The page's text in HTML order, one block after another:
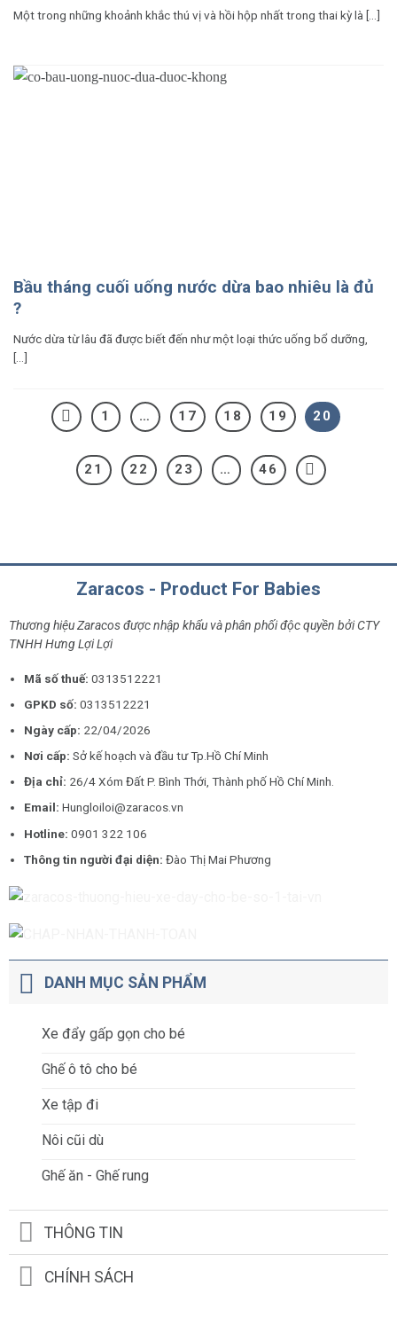
Một trong những khoảnh khắc thú vị và hồi hộp nhất trong thai kỳ là [...]
Bầu tháng cuối uống nước dừa bao nhiêu là đủ
?
Nước dừa từ lâu đã được biết đến như một loại thức uống bổ dưỡng,
[...]
1 … 17 18 19 20
21 22 23 … 46
Zaracos - Product For Babies
Thương hiệu Zaracos được nhập khẩu và phân phối độc quyền bởi CTY
TNHH Hưng Lợi Lợi
Mã số thuế: 0313512221
GPKD số:0313512221
Ngày cấp: 22/04/2026
Nơi cấp:Sở kế hoạch và đầu tư Tp.Hồ Chí Minh
Địa chỉ: 26/4 Xóm Đất P. Bình Thới, Thành phố Hồ Chí Minh.
Email:Hungloiloi@zaracos.vn
Hotline:0901 322 106
Thông tin người đại diện:Đào Thị Mai Phương
DANH MỤC SẢN PHẨM
Xe đẩy gấp gọn cho bé
Ghế ô tô cho bé
Xe tập đi
Nôi cũi dù
Ghế ăn - Ghế rung
THÔNG TIN
CHÍNH SÁCH